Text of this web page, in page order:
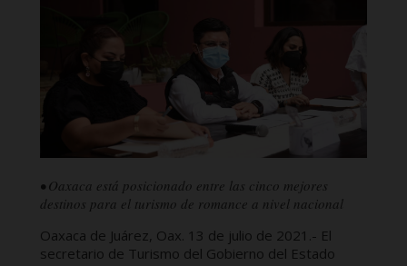
• Oaxaca está posicionado entre las cinco mejores
destinos para el turismo de romance a nivel nacional
Oaxaca de Juárez, Oax. 13 de julio de 2021.- El
secretario de Turismo del Gobierno del Estado